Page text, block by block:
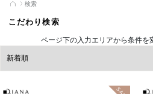
検索
こだわり検索
ページ下の入力エリアから条件を